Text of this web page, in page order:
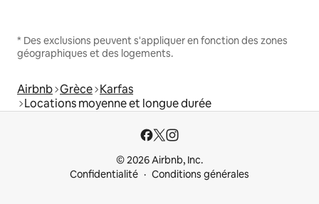
* Des exclusions peuvent s'appliquer en fonction des zones
géographiques et des logements.
Airbnb Grèce Karfas
Locations moyenne et longue durée
© 2026 Airbnb, Inc.
Confidentialité
Conditions générales